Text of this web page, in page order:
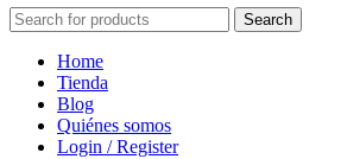
Search
Home
Tienda
Blog
Quiénes somos
Login / Register